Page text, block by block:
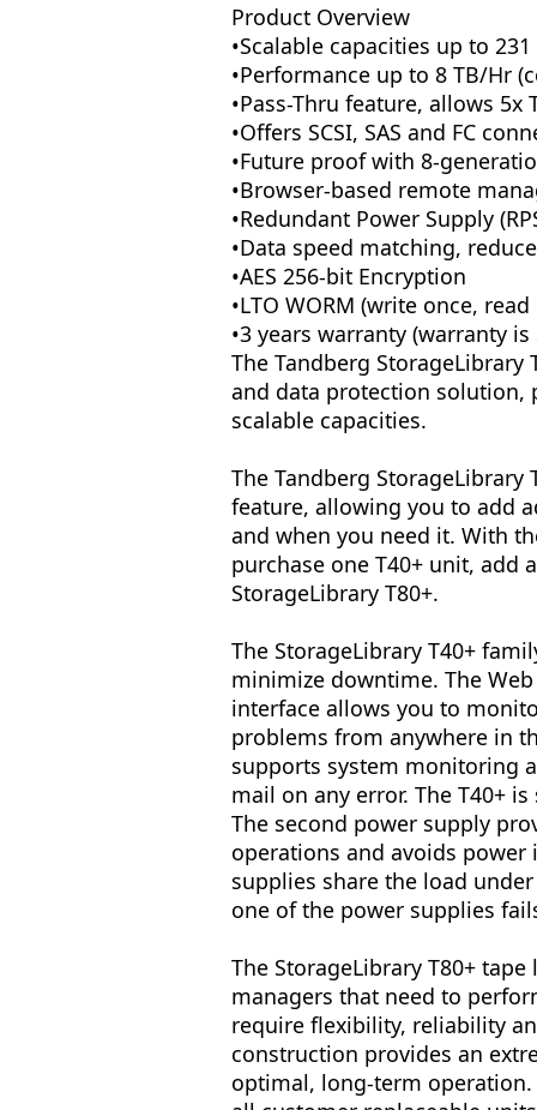
Product Overview
•Scalable capacities up to 231
•Performance up to 8 TB/Hr
•Pass-Thru feature, allows
•Offers SCSI, SAS and FC
•Future proof with 8-
•Browser-based remote
•Redundant Power Supply
•Data speed matching,
•AES 256-bit Encryption
•LTO WORM (write once,
•3 years warranty (warranty
The Tandberg
and data protection
scalable capacities.
The Tandberg StorageLibrary
feature, allowing you to add
and when you need it. With
purchase one T40+ unit, add
StorageLibrary T80+.
The StorageLibrary T40+
minimize downtime. The
interface allows you to
problems from anywhere in
supports system monitoring
mail on any error. The T40+
The second power supply
operations and avoids
supplies share the load
one of the power supplies
The StorageLibrary T80+
managers that need to
require flexibility, reliability
construction provides an
optimal, long-term